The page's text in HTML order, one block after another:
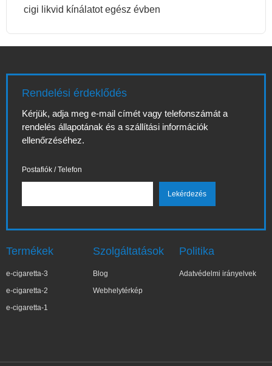
cigi likvid kínálatot egész évben
Rendelési érdeklődés
Kérjük, adja meg e-mail címét vagy telefonszámát a
rendelés állapotának és a szállítási információk
ellenőrzéséhez.
Postafiók / Telefon
Termékek
e-cigaretta-3
e-cigaretta-2
e-cigaretta-1
Szolgáltatások
Blog
Webhelytérkép
Politika
Adatvédelmi irányelvek